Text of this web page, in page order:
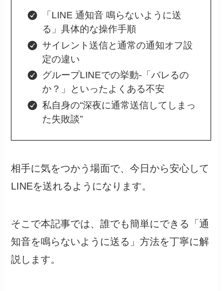
「LINE 通知音 鳴らないように送
る」具体的な操作手順
サイレント送信と通常の通知オフ設
定の違い
グループLINEでの挙動-「バレるの
か？」といったよくある不安
私自身の“深夜に通常送信してしまっ
た失敗談”
相手に気をつかう場面で、今日から安心して
LINEを送れるようになります。
そこで本記事では、誰でも簡単にできる「通
知音を鳴らないように送る」方法を丁寧に解
説します。